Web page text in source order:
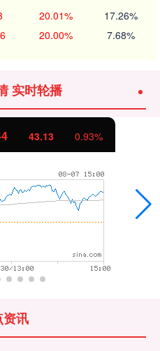
20.01% 17.26%
20.00% 7.68%
实时轮播
0.93%
讯